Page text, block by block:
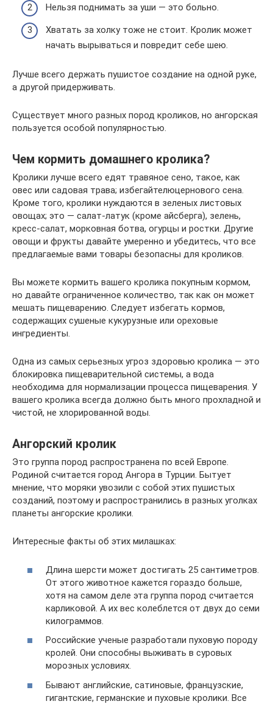
Нельзя поднимать за уши — это больно.
Хватать за холку тоже не стоит. Кролик может
начать вырываться и повредит себе шею.
Лучше всего держать пушистое создание на одной руке,
а другой придерживать.
Существует много разных пород кроликов, но ангорская
пользуется особой популярностью.
Чем кормить домашнего кролика?
Кролики лучше всего едят травяное сено, такое, как
овес или садовая трава; избегайтелюцернового сена.
Кроме того, кролики нуждаются в зеленых листовых
овощах; это — салат-латук (кроме айсберга), зелень,
кресс-салат, морковная ботва, огурцы и ростки. Другие
овощи и фрукты давайте умеренно и убедитесь, что все
предлагаемые вами товары безопасны для кроликов.
Вы можете кормить вашего кролика покупным кормом,
но давайте ограниченное количество, так как он может
мешать пищеварению. Следует избегать кормов,
содержащих сушеные кукурузные или ореховые
ингредиенты.
Одна из самых серьезных угроз здоровью кролика — это
блокировка пищеварительной системы, а вода
необходима для нормализации процесса пищеварения. У
вашего кролика всегда должно быть много прохладной и
чистой, не хлорированной воды.
Ангорский кролик
Это группа пород распространена по всей Европе.
Родиной считается город Ангора в Турции. Бытует
мнение, что моряки увозили с собой этих пушистых
созданий, поэтому и распространились в разных уголках
планеты ангорские кролики.
Интересные факты об этих милашках:
Длина шерсти может достигать 25 сантиметров.
От этого животное кажется гораздо больше,
хотя на самом деле эта группа пород считается
карликовой. А их вес колеблется от двух до семи
килограммов.
Российские ученые разработали пуховую породу
кролей. Они способны выживать в суровых
морозных условиях.
Бывают английские, сатиновые, французские,
гигантские, германские и пуховые кролики. Все